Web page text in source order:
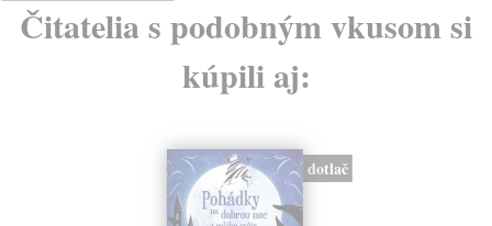
Čitatelia s podobným vkusom si
kúpili aj:
dotlač